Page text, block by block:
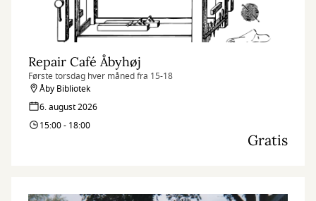
Repair Café Åbyhøj
Første torsdag hver måned fra 15-18
Åby Bibliotek
6. august 2026
15:00 - 18:00
Gratis